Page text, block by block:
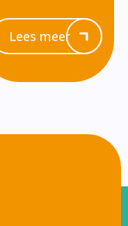
Lees meer